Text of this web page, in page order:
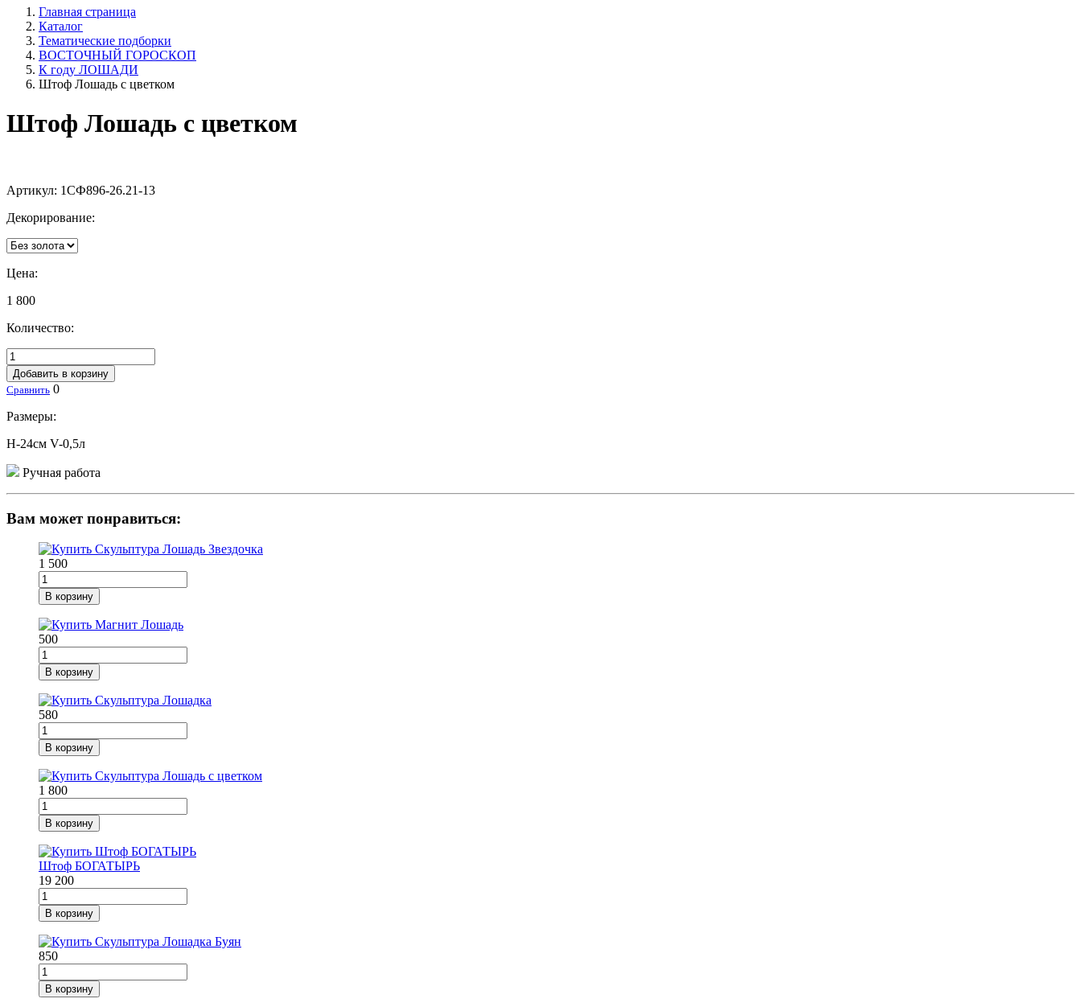
Главная страница
Каталог
Тематические подборки
ВОСТОЧНЫЙ ГОРОСКОП
К году ЛОШАДИ
Штоф Лошадь с цветком
Штоф Лошадь с цветком
Артикул: 1СФ896-26.21-13
Декорирование:
Цена:
1 800
Количество:
Добавить в корзину
Сравнить 0
Размеры:
H-24см V-0,5л
Ручная работа
Вам может понравиться:
1 500
В корзину
500
В корзину
580
В корзину
1 800
В корзину
Штоф БОГАТЫРЬ
19 200
В корзину
850
В корзину